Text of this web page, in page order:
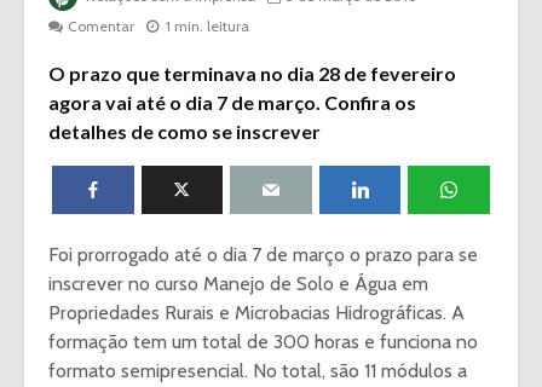
Comentar
1 min. leitura
O prazo que terminava no dia 28 de fevereiro
agora vai até o dia 7 de março. Confira os
detalhes de como se inscrever
Foi prorrogado até o dia 7 de março o prazo para se
inscrever no curso Manejo de Solo e Água em
Propriedades Rurais e Microbacias Hidrográficas. A
formação tem um total de 300 horas e funciona no
formato semipresencial. No total, são 11 módulos a